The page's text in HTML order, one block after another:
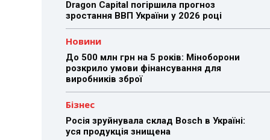
Dragon Capital погіршила прогноз
зростання ВВП України у 2026 році
Новини
До 500 млн грн на 5 років: Міноборони
розкрило умови фінансування для
виробників зброї
Бізнес
Росія зруйнувала склад Bosch в Україні:
уся продукція знищена